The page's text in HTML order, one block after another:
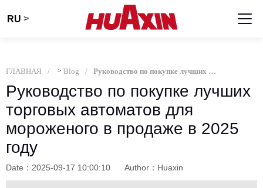
RU >
ГЛАВНАЯ > Blog Руководство по покупке лучших торговых автоматов для мороженого в продаже в 2025 году
Руководство по покупке лучших
торговых автоматов для
мороженого в продаже в 2025
году
Date：2025-09-17 10:00:10 Author：Huaxin